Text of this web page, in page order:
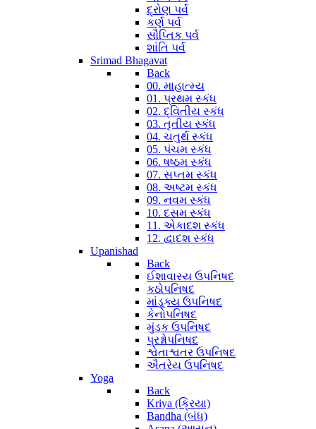
દ્રોણ પર્વ
કર્ણ પર્વ
સૌપ્તિક પર્વ
શાંતિ પર્વ
Srimad Bhagavat
Back
00. માહાત્મ્ય
01. પ્રથમ સ્કંધ
02. દ્વિતીય સ્કંધ
03. તૃતીય સ્કંધ
04. ચતુર્થ સ્કંધ
05. પંચમ સ્કંધ
06. ષષ્ઠમ સ્કંધ
07. સપ્તમ સ્કંધ
08. અષ્ટમ સ્કંધ
09. નવમ સ્કંધ
10. દસમ સ્કંધ
11. એકાદશ સ્કંધ
12. દ્વાદશ સ્કંધ
Upanishad
Back
ઈશાવાસ્ય ઉપનિષદ
કઠોપનિષદ
માંડૂક્ય ઉપનિષદ
કેનોપનિષદ
મુંડક ઉપનિષદ
પ્રશ્નોપનિષદ
શ્વેતાશ્વતર ઉપનિષદ
ઐતરેય ઉપનિષદ
Yoga
Back
Kriya (ક્રિયા)
Bandha (બંધ)